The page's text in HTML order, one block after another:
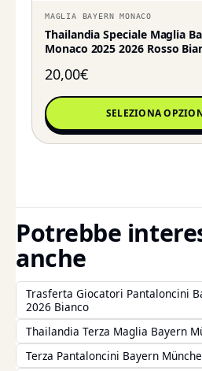
MAGLIA BAYERN MONACO
Thailandia Speciale Maglia
Monaco 2025 2026 Rosso
20,00€
SELEZIONA
Potrebbe
anche
Trasferta Giocatori Pantaloncini
2026 Bianco
Thailandia Terza Maglia Bayern
Terza Pantaloncini Bayern